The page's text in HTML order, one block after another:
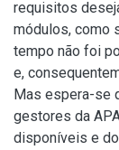
requisitos
módulos, como
tempo não foi
e,
Mas espera-se
gestores da
disponíveis e